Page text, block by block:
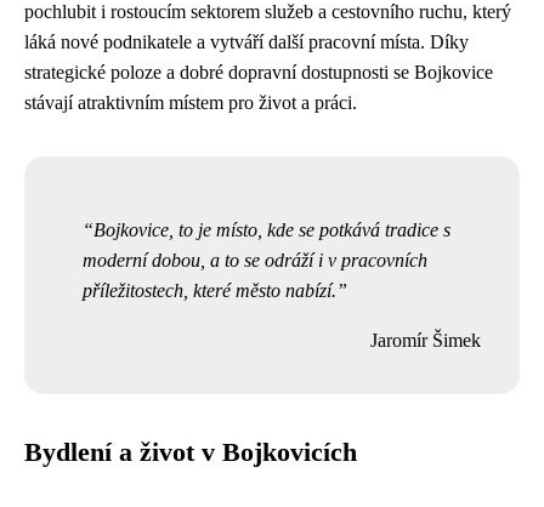
pochlubit i rostoucím sektorem služeb a cestovního ruchu, který
láká nové podnikatele a vytváří další pracovní místa. Díky
strategické poloze a dobré dopravní dostupnosti se Bojkovice
stávají atraktivním místem pro život a práci.
Bojkovice, to je místo, kde se potkává tradice s
moderní dobou, a to se odráží i v pracovních
příležitostech, které město nabízí.
Jaromír Šimek
Bydlení a život v Bojkovicích